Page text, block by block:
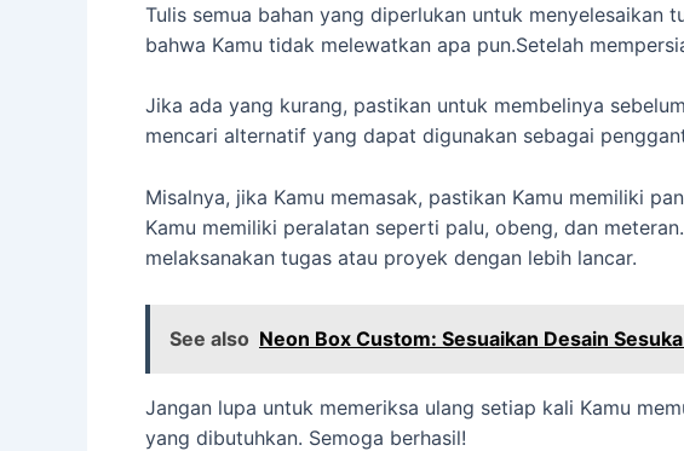
Tulis semua bahan yang diperlukan untuk menyelesaikan
bahwa Kamu tidak melewatkan apa pun.Setelah
Jika ada yang kurang, pastikan untuk membelinya
mencari alternatif yang dapat digunakan sebagai
Misalnya, jika Kamu memasak, pastikan Kamu memiliki
Kamu memiliki peralatan seperti palu, obeng, dan
melaksanakan tugas atau proyek dengan lebih lancar.
See also Neon Box Custom: Sesuaikan Desain
Jangan lupa untuk memeriksa ulang setiap kali Kamu
yang dibutuhkan. Semoga berhasil!